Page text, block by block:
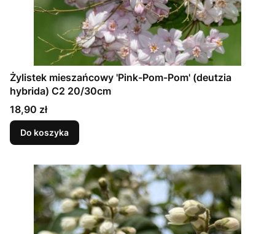
Żylistek mieszańcowy 'Pink-Pom-Pom' (deutzia
hybrida) C2 20/30cm
Cena
18,90 zł
Do koszyka